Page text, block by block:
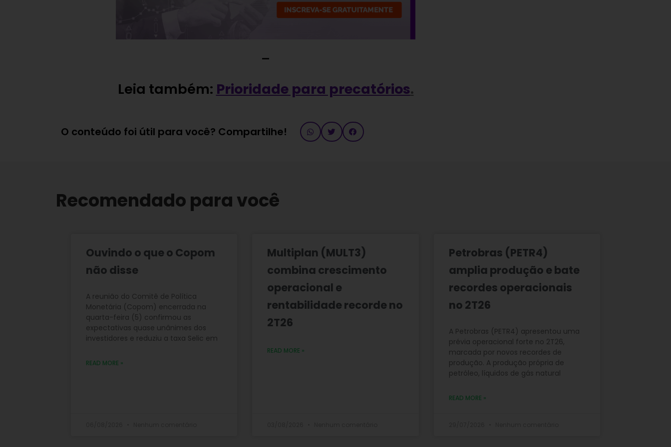
—
Leia também: Prioridade para precatórios.
O conteúdo foi útil para você? Compartilhe!
Recomendado para você
Ouvindo o que o Copom
não disse
A reunião do Comitê de Política
Monetária (Copom) encerrada na
quarta-feira (5) confirmou as
expectativas quase unânimes dos
investidores e reduziu a taxa Selic em
READ MORE »
Multiplan (MULT3)
combina crescimento
operacional e
rentabilidade recorde no
2T26
READ MORE »
Petrobras (PETR4)
amplia produção e bate
recordes operacionais
no 2T26
A Petrobras (PETR4) apresentou uma
prévia operacional forte no 2T26,
marcada por novos recordes de
produção. A produção própria de
petróleo, líquidos de gás natural
READ MORE »